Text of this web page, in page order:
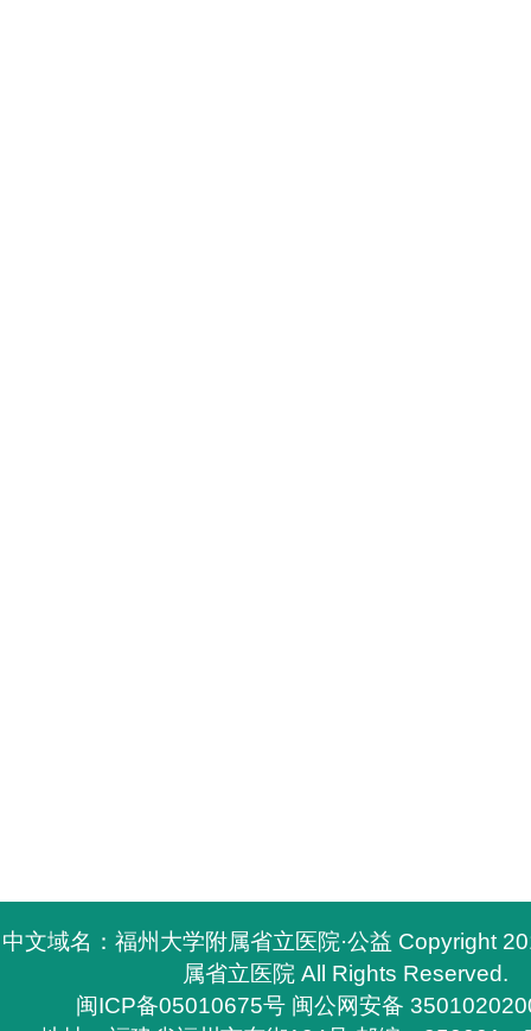
中文域名：福州大学附属省立医院·公益 Copyright
属省立医院 All Rights Reserved.
闽ICP备05010675号 闽公网安备